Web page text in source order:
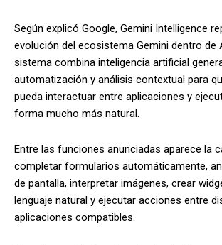
Según explicó Google, Gemini Intelligence
evolución del ecosistema Gemini dentro de
sistema combina inteligencia artificial
automatización y análisis contextual para
pueda interactuar entre aplicaciones y
forma mucho más natural.
Entre las funciones anunciadas aparece la
completar formularios automáticamente,
de pantalla, interpretar imágenes, crear
lenguaje natural y ejecutar acciones entre
aplicaciones compatibles.